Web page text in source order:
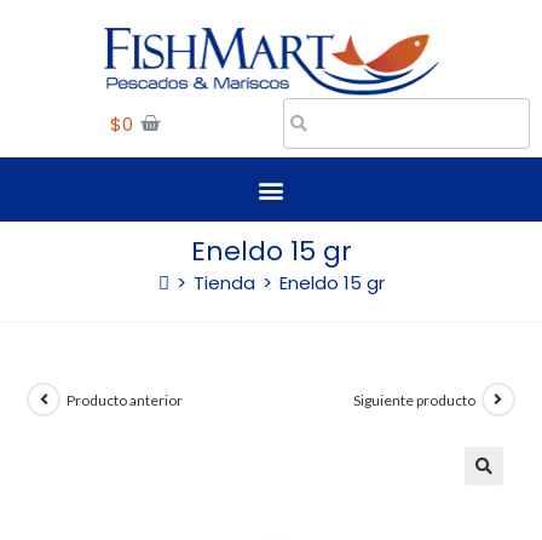
$0
Eneldo 15 gr
> Tienda > Eneldo 15 gr
Producto anterior Siguiente producto